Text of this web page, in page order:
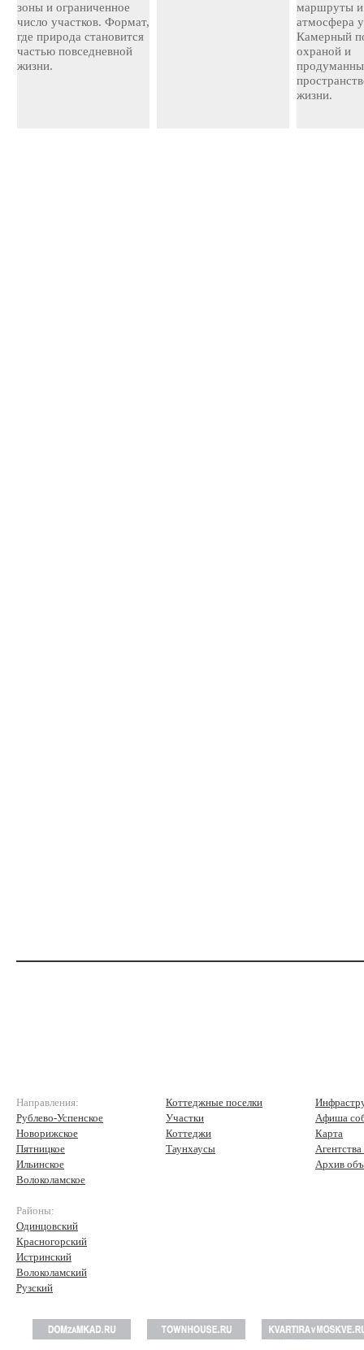
зоны и ограниченное
число участков. Формат,
где природа становится
частью повседневной
жизни.
маршруты и
атмосфера
Камерный
охраной и
жизни.
Направления:
Рублево-Успенское
Новорижское
Пятницкое
Ильинское
Волоколамское
Районы:
Одинцовский
Красногорский
Истринский
Волоколамский
Рузский
Коттеджные поселки
Участки
Коттеджи
Таунхаусы
Афиша
Карта
Архив